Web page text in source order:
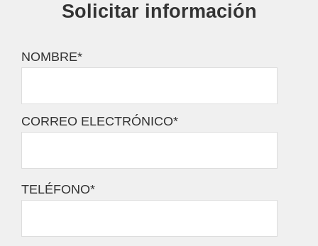
Solicitar información
NOMBRE*
CORREO ELECTRÓNICO*
TELÉFONO*